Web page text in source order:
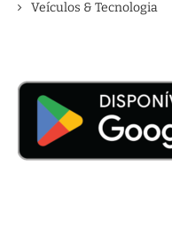
Veículos & Tecnologia